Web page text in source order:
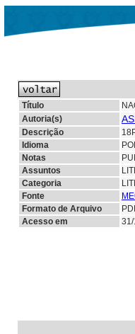
Título
Autoria(s)
Descrição
Idioma
Notas
Assuntos
Categoria
Fonte
Formato de Arquivo
Acesso em